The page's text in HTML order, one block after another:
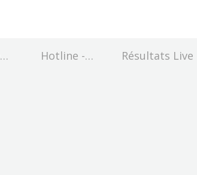
Hotline -
Résultats Live